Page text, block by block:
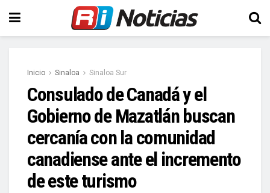
Inicio Sinaloa Sinaloa Sur
Consulado de Canadá y el
Gobierno de Mazatlán buscan
cercanía con la comunidad
canadiense ante el incremento
de este turismo